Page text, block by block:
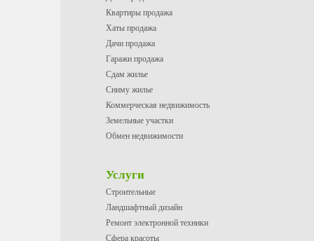
Квартиры продажа
Хаты продажа
Дачи продажа
Гаражи продажа
Сдам жилье
Сниму жилье
Коммерческая недвижимость
Земельные участки
Обмен недвижимости
Услуги
Строительные
Ландшафтный дизайн
Ремонт электронной техники
Сфера красоты